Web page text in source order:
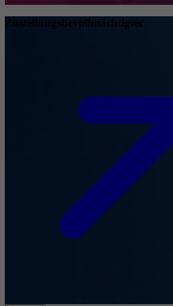
Zustellungsbevollmächtigter